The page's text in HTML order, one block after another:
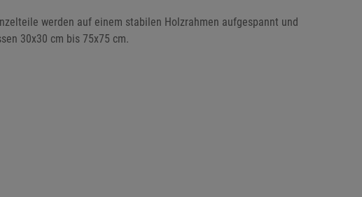
werden auf einem stabilen Holzrahmen aufgespannt und
30x30 cm bis 75x75 cm.